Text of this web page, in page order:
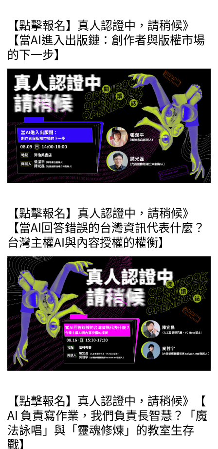
【點擊報名】真人認證中，請稍候》
【當AI進入出版鏈：創作者與版權市場
的下一步】
【點擊報名】真人認證中，請稍候》
【當AI回答錯誤的台灣資訊代表什麼？
台灣主權AI與內容授權的權衡】
【點擊報名】真人認證中，請稍候》【
AI 負責寫作業，我們負責長智慧？「魔
法詠唱」與「靈魂修煉」的教室生存
戰】